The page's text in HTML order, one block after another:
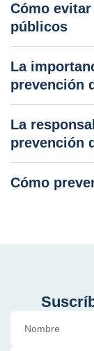
Cómo
públicos
La
prevención
La
prevención
Cómo